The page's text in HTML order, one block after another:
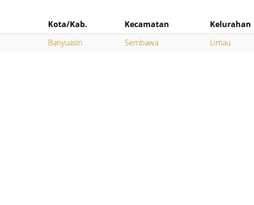
Kota/Kab. Kecamatan
Kelurahan
Banyuasin Sembawa Limau